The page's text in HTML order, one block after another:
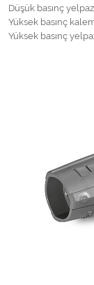
Düşük basınç
Yüksek basınç
Yüksek basınç